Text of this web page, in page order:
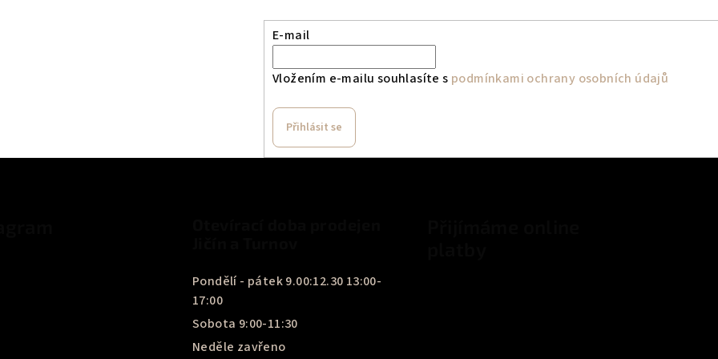
E-mail
Vložením e-mailu souhlasíte s podmínkami ochrany osobních údajů
Přihlásit se
Pondělí - pátek 9.00:12.30 13:00-
17:00
Sobota 9:00-11:30
Neděle zavřeno